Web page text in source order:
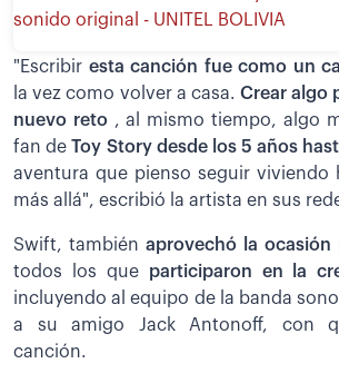
sonido original - UNITEL BOLIVIA
"Escribir esta canción fue como un
la vez como volver a casa.Crear algo
nuevo reto, al mismo tiempo, algo
fan deToy Story desde los 5 años
aventura que pienso seguir viviendo
más allá", escribió la artista en sus
Swift, también aprovechó la ocasión
todos los que participaron en la
incluyendo al equipo de la banda
a su amigo Jack Antonoff, con
canción.